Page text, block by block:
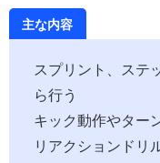
主な内容
スプリント、ステ
ら行う
キック動作やター
リアクションドリ